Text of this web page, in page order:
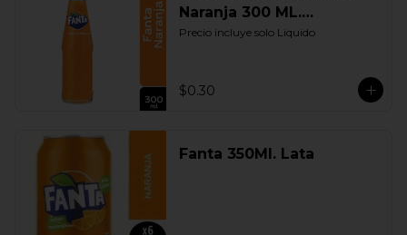
Naranja 300 ML.
Retornable
Precio incluye solo Liquido
$0.30
Fanta 350Ml. Lata